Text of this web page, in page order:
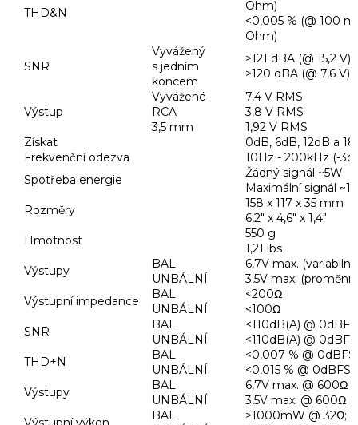
THD&N
Ohm)
<0,005 % (@ 100
Ohm)
SNR
Vyvážený
s jedním
koncem
>121 dBA (@ 15,2 V)
>120 dBA (@ 7,6 V)
Výstup
Vyvážené
RCA
3,5 mm
7,4 V RMS
3,8 V RMS
1,92 V RMS
Získat
0dB, ​​6dB, 12dB a
Frekvenční odezva
10Hz - 200kHz (-
Spotřeba energie
Žádný signál ~5W
Maximální signál
Rozměry
158 x 117 x 35 mm
6,2" x 4,6" x 1,4"
Hmotnost
550 g
1,21 lbs
Výstupy
BAL
UNBÁLNÍ
6,7V max. (variabilní)
3,5V max.
Výstupní impedance
BAL
UNBÁLNÍ
<200Ω
<100Ω
SNR
BAL
UNBÁLNÍ
<110dB(A) @ 0dBFS
<110dB(A) @ 0dBFS
THD+N
BAL
UNBÁLNÍ
<0,007 % @ 0dBFS
<0,015 % @ 0dBFS
Výstupy
BAL
UNBÁLNÍ
6,7V max. @ 600Ω
3,5V max. @ 600Ω
BAL
>1000mW @ 32Ω;